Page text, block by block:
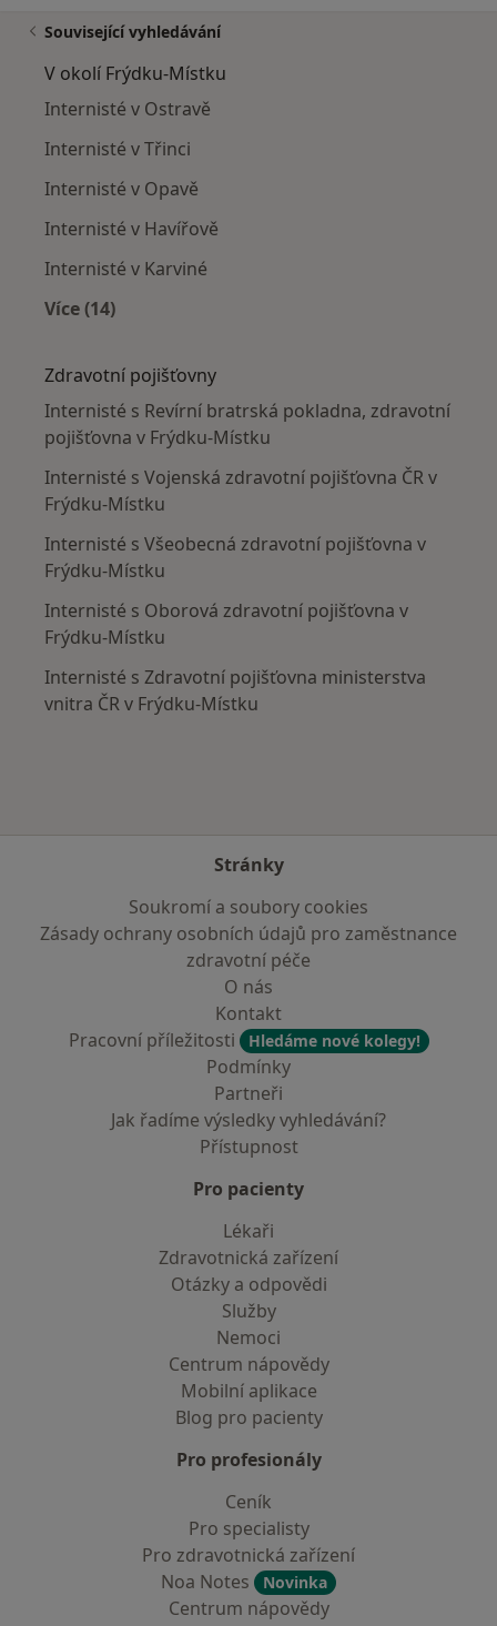
Související vyhledávání
V okolí Frýdku-Místku
Internisté v Ostravě
Internisté v Třinci
Internisté v Opavě
Internisté v Havířově
Internisté v Karviné
Více (14)
Zdravotní pojišťovny
Internisté s Revírní bratrská pokladna, zdravotní
pojišťovna v Frýdku-Místku
Internisté s Vojenská zdravotní pojišťovna ČR v
Frýdku-Místku
Internisté s Všeobecná zdravotní pojišťovna v
Frýdku-Místku
Internisté s Oborová zdravotní pojišťovna v
Frýdku-Místku
Internisté s Zdravotní pojišťovna ministerstva
vnitra ČR v Frýdku-Místku
Stránky
Soukromí a soubory cookies
Zásady ochrany osobních údajů pro zaměstnance
zdravotní péče
O nás
Kontakt
Pracovní příležitosti
Hledáme nové kolegy!
Podmínky
Partneři
Jak řadíme výsledky vyhledávání?
Přístupnost
Pro pacienty
Lékaři
Zdravotnická zařízení
Otázky a odpovědi
Služby
Nemoci
Centrum nápovědy
Mobilní aplikace
Blog pro pacienty
Pro profesionály
Ceník
Pro specialisty
Pro zdravotnická zařízení
Noa Notes
Novinka
Centrum nápovědy